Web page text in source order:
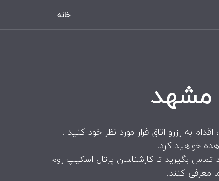
خانه
مشهد
به رزرو اتاق فرار مورد نظر خود کنید .
خواهید کرد.
تماس بگیرید تا کارشناسان پرتال اسکیپ روم
معرفی کنند.